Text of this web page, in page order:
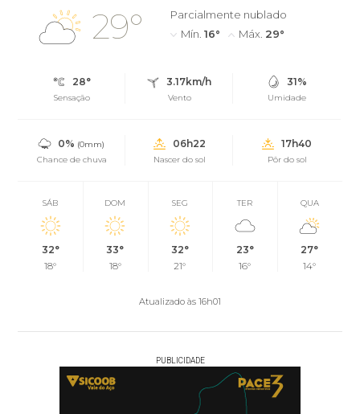
29°
Parcialmente nublado
Mín. 16° Máx. 29°
28°
Sensação
3.17km/h
Vento
31%
Umidade
0% (0mm)
Chance de chuva
06h22
Nascer do sol
17h40
Pôr do sol
SÁB
32°
18°
DOM
33°
18°
SEG
32°
21°
TER
23°
16°
QUA
27°
14°
Atualizado às 16h01
PUBLICIDADE